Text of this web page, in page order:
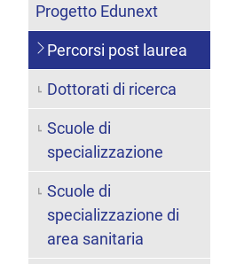
Progetto Edunext
Percorsi post laurea
Dottorati di ricerca
Scuole di
specializzazione
Scuole di
specializzazione di
area sanitaria